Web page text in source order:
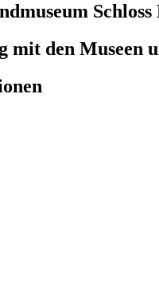
Schloss
mit den Museen